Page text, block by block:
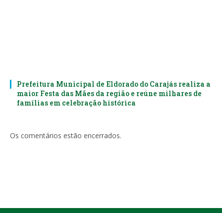
Prefeitura Municipal de Eldorado do Carajás realiza a
maior Festa das Mães da região e reúne milhares de
famílias em celebração histórica
Os comentários estão encerrados.